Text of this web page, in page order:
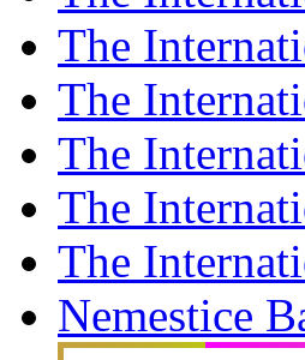
The
The
The
The
The
Nemestice